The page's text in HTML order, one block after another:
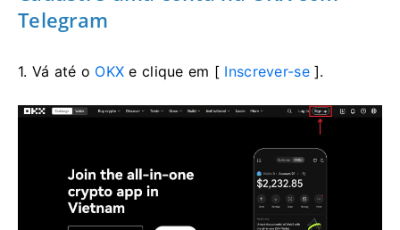
Telegram
1. Vá até o OKX e clique em [ Inscrever-se].